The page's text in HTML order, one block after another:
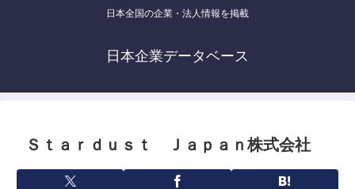
日本全国の企業・法人情報を掲載
日本企業データベース
Ｓｔａｒｄｕｓｔ Ｊａｐａｎ株式会社